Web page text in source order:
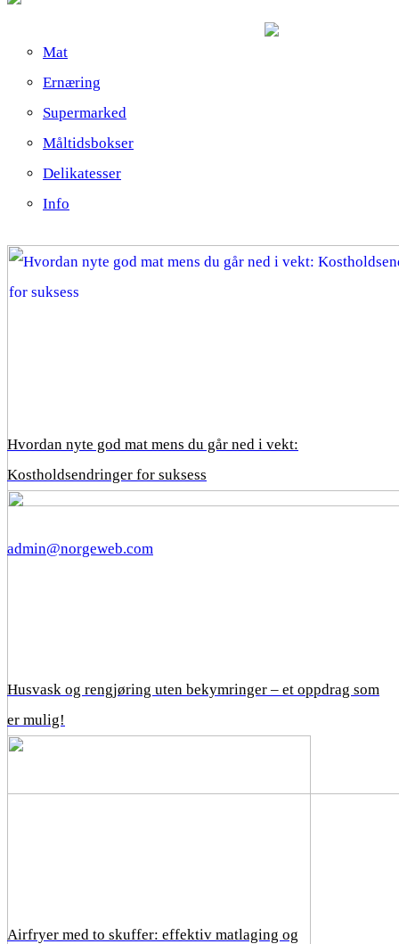
Mat
Ernæring
Supermarked
Måltidsbokser
Delikatesser
Info
Hvordan nyte god mat mens du går ned i vekt:
Kostholdsendringer for suksess
Husvask og rengjøring uten bekymringer – et oppdrag som
er mulig!
Airfryer med to skuffer: effektiv matlaging og
admin@norgeweb.com